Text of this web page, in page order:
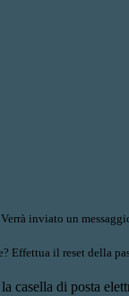
Verrà inviato un
Effettua il reset della
casella di posta